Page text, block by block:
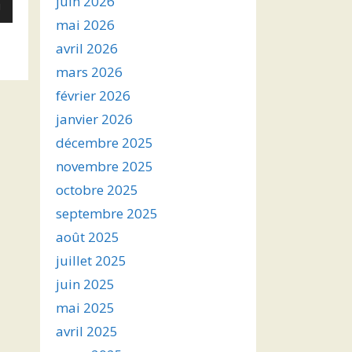
mai 2026
avril 2026
mars 2026
février 2026
janvier 2026
décembre 2025
novembre 2025
octobre 2025
septembre 2025
août 2025
juillet 2025
juin 2025
mai 2025
avril 2025